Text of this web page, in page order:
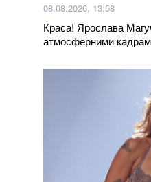
08.08.2026, 13:58
Краса! Ярослава
атмосферними